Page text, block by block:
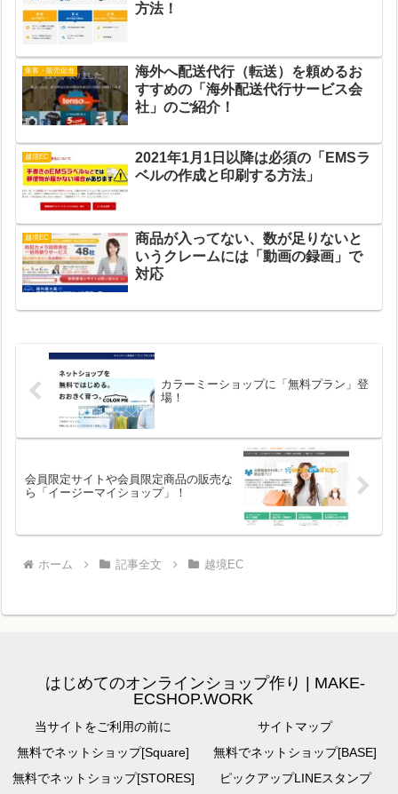
方法！
集客・販売促進
海外へ配送代行（転送）を頼めるお
すすめの「海外配送代行サービス会
社」のご紹介！
越境EC
2021年1月1日以降は必須の「EMSラ
ベルの作成と印刷する方法」
越境EC
商品が入ってない、数が足りないと
いうクレームには「動画の録画」で
対応
カラーミーショップに「無料プラン」登
場！
会員限定サイトや会員限定商品の販売な
ら「イージーマイショップ」！
ホーム 記事全文 越境EC
はじめてのオンラインショップ作り | MAKE-
ECSHOP.WORK
当サイトをご利用の前に
サイトマップ
無料でネットショップ[Square]
無料でネットショップ[BASE]
無料でネットショップ[STORES]
ピックアップLINEスタンプ